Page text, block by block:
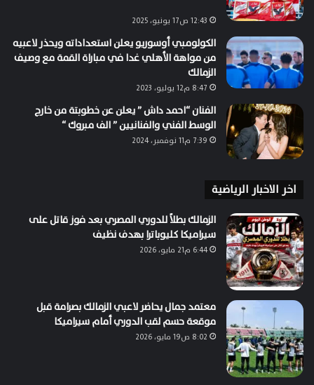
12:43 ص17 يونيو، 2025
الكولومبي أوسوريو يعلن استعداداته ويحذر لاعبيه
من مواهة الأهلي غدا في مباراة القمة مع وصيف
الزمالك
8:47 م12 يوليو، 2023
الفنان “احمد داش ” يعلن عن خطوبتة من خارج
الوسط الفني والفنانيين ” الف مبروك “
7:39 م11 نوفمبر، 2024
اخر الاخبار الرياضية
الزمالك بطلاً للدوري المصري بعد فوز قاتل على
سيراميكا كليوباترا بهدف نظيف
6:44 م21 مايو، 2026
معتمد جمال يحاضر لاعبي الزمالك بصرامة قبل
موقعة حسم لقب الدوري أمام سيراميكا
8:02 ص19 مايو، 2026